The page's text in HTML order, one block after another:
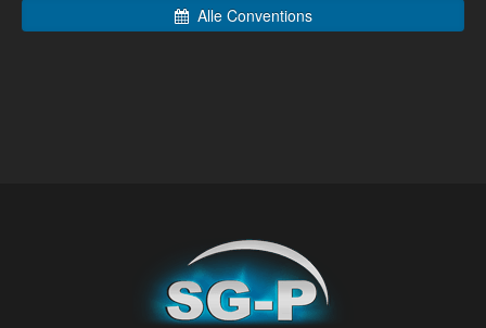
Alle Conventions